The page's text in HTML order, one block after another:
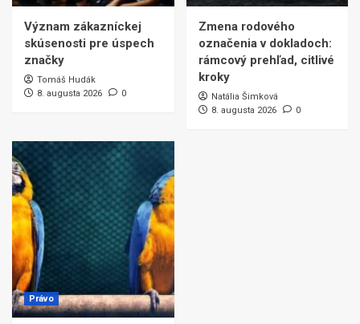
Význam zákazníckej
skúsenosti pre úspech
značky
Tomáš Hudák
8. augusta 2026
0
Zmena rodového
označenia v dokladoch:
rámcový prehľad, citlivé
kroky
Natália Šimková
8. augusta 2026
0
Právo